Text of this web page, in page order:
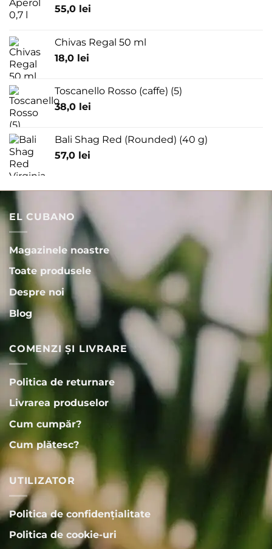
55,0 lei
Chivas Regal 50 ml
18,0 lei
Toscanello Rosso (caffe) (5)
38,0 lei
Bali Shag Red (Rounded) (40 g)
57,0 lei
EL CUBANO
Magazinele noastre
Toate produsele
Despre noi
Blog
COMENZI ȘI LIVRARE
Politica de returnare
Livrarea produselor
Cum cumpăr?
Cum plătesc?
UTILIZATOR
Politica de confidențialitate
Politica de cookie-uri